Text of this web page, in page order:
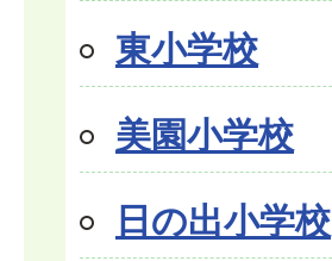
東小学校
美園小学校
日の出小学校